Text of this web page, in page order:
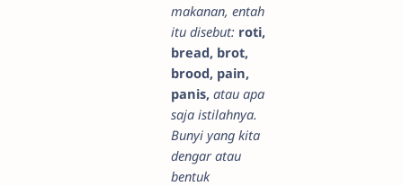
makanan, entah
itu disebut: roti,
bread, brot,
brood, pain,
panis, atau apa
saja istilahnya.
Bunyi yang kita
dengar atau
bentuk